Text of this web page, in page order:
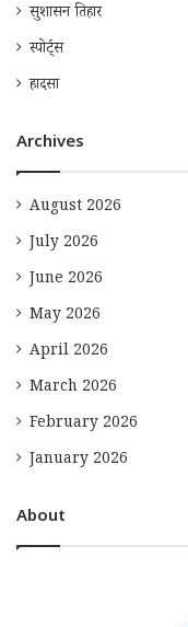
सुशासन तिहार
स्पोर्ट्स
हादसा
Archives
August 2026
July 2026
June 2026
May 2026
April 2026
March 2026
February 2026
January 2026
About